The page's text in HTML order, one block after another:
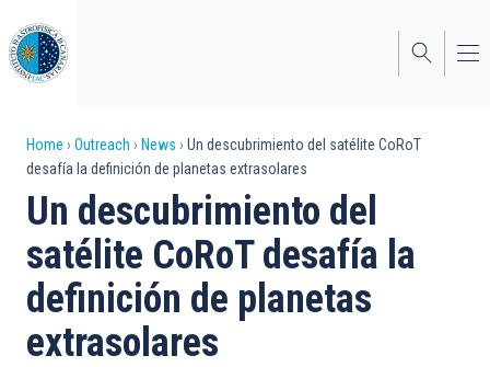
to
main
content
Breadcrumb
Home Outreach News
Un descubrimiento del satélite CoRoT
desafía la definición de planetas extrasolares
Un descubrimiento del
satélite CoRoT desafía la
definición de planetas
extrasolares